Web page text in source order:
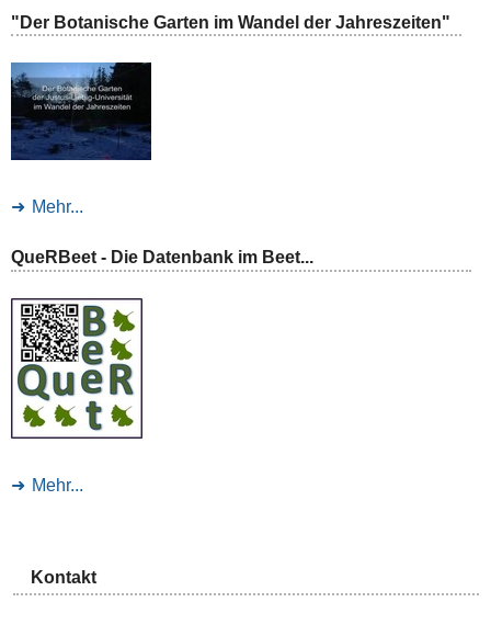
"Der Botanische Garten im Wandel der Jahreszeiten"
Mehr...
QueRBeet - Die Datenbank im Beet...
Mehr...
Kontakt